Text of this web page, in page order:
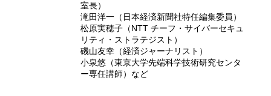
室長）
滝田洋一（日本経済新聞社特任編集委員）
松原実穂子（NTT チーフ・サイバーセキュ
リティ・ストラテジスト）
磯山友幸（経済ジャーナリスト）
小泉悠（東京大学先端科学技術研究センタ
ー専任講師）など